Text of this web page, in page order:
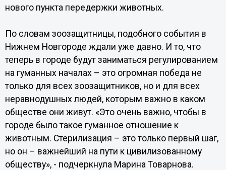
нового пункта передержки животных.
По словам зоозащитницы, подобного события в
Нижнем Новгороде ждали уже давно. И то, что
теперь в городе будут заниматься регулированием
на гуманных началах – это огромная победа не
только для всех зоозащитников, но и для всех
неравнодушных людей, которым важно в каком
обществе они живут. «Это очень важно, чтобы в
городе было такое гуманное отношение к
животным. Стерилизация – это только первый шаг,
но он – важнейший на пути к цивилизованному
обществу», - подчеркнула Марина Товарнова.